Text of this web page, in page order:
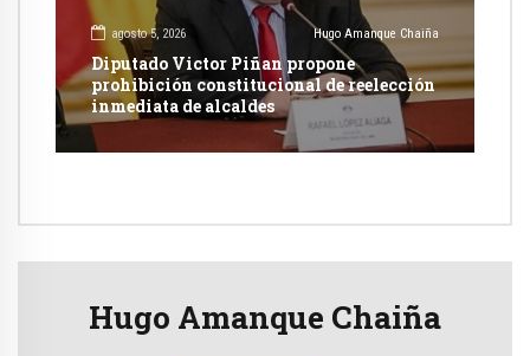
agosto 5, 2026 Hugo Amanque Chaiña
Diputado Victor Piñan propone
prohibición constitucional de reelección
inmediata de alcaldes
Hugo Amanque Chaiña